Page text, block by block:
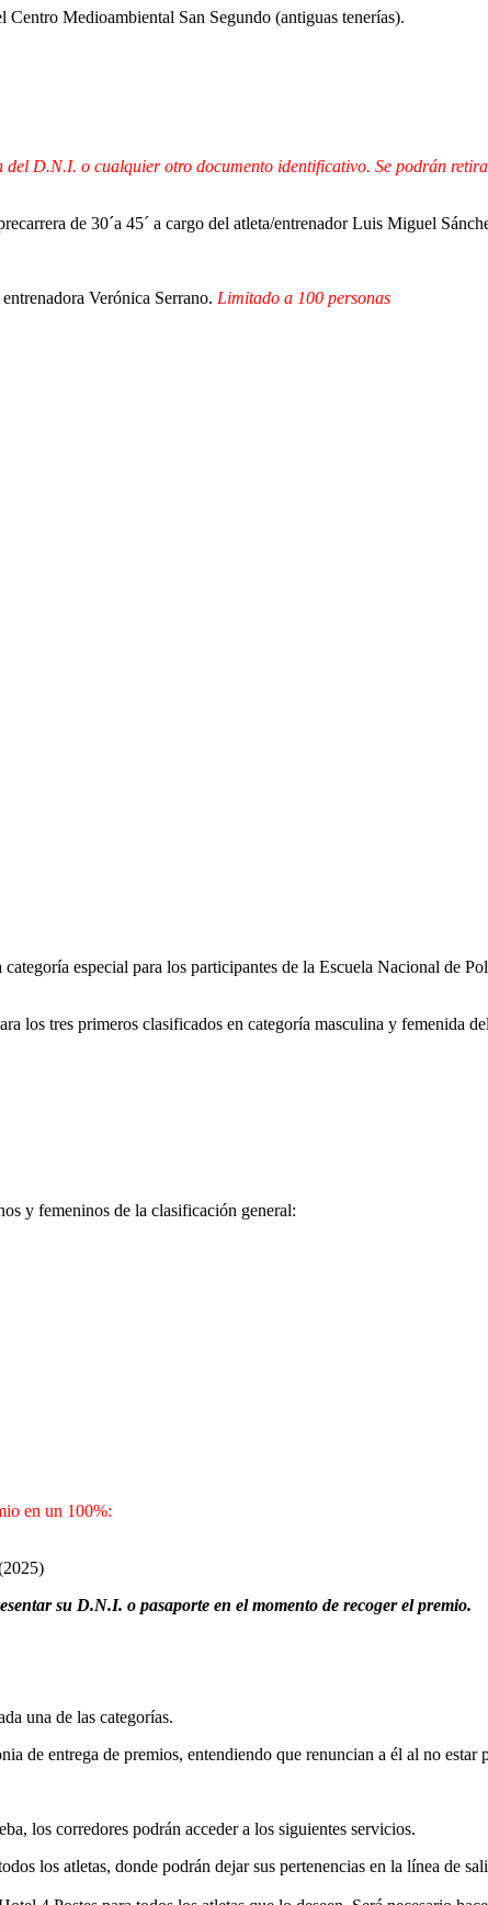
Centro Medioambiental San Segundo (antiguas tenerías).
D.N.I. o cualquier otro documento identificativo. Se podrán
de 30´a 45´ a cargo del atleta/entrenador Luis Miguel
Verónica Serrano. Limitado a 100 personas
categoría especial para los participantes de la Escuela Nacional de
los tres primeros clasificados en categoría masculina y femenida
y femeninos de la clasificación general:
en un 100%:
su D.N.I. o pasaporte en el momento de recoger el premio.
una de las categorías.
de entrega de premios, entendiendo que renuncian a él al no estar
los corredores podrán acceder a los siguientes servicios.
los atletas, donde podrán dejar sus pertenencias en la línea de